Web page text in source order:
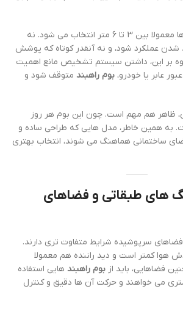
طول بوم در این مکان ها معمولا بین 3 تا 6 متر انتخاب می شود. نه
شدن عملکرد شود، و نه آنقدر کوتاه که پوشش
بر این، داشتن سیستم تشخیص مانع اهمیت
عابر یا خودرو، بوم راهبند متوقف شود و
ظاهر هم مهم است. چون این بوم هر روز
به همین خاطر، مدل هایی که طراحی ساده و
ساختمانی هماهنگ می شوند، انتخاب بهتری
های طبقاتی و فضاهای
سرپوشیده شرایط متفاوت تری دارند.
هوا کمتر است و دید راننده هم معمولا
فضاهایی، باید از بوم راهبند هایی استفاده
می خواهند و حرکت آن ها دقیق و کنترل